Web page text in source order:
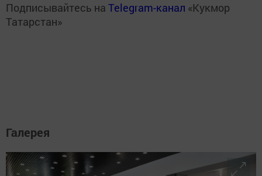
Подписывайтесь на Telegram-канал «Кукмор
Татарстан»
Галерея